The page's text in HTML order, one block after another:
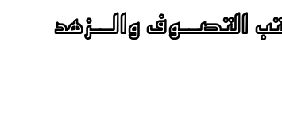
التصــوف والــزهد